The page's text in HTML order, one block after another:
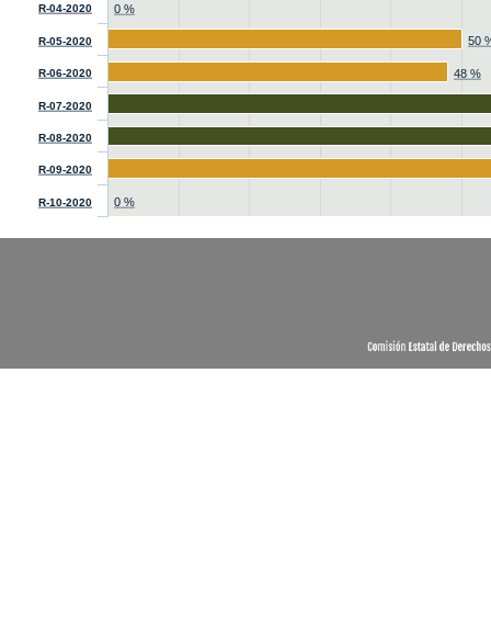
0 %
50
48 %
0 %
R-04-2020
R-05-2020
R-06-2020
R-07-2020
R-08-2020
R-09-2020
R-10-2020